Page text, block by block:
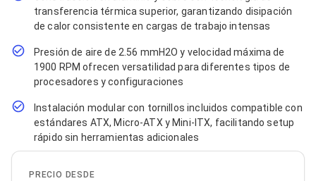
Bluetooth
Adaptadores Video
Adaptadores Video DisplayPort
Divisores de Video
Adaptadores Video HDMI
Extensores y Receptores de Vídeo
Adaptadores Video DVI
Adaptadores Video VGA / HD15
Repetidores USB
Adaptadores Audio
Adaptadores Audio AUX
Adaptadores Audio USB
Dispositivos de Entrada
transferencia térmica superior, garantizando disipación
de calor consistente en cargas de trabajo intensas
Presión de aire de 2.56 mmH2O y velocidad máxima de
1900 RPM ofrecen versatilidad para diferentes tipos de
procesadores y configuraciones
Instalación modular con tornillos incluidos compatible con
estándares ATX, Micro-ATX y Mini-ITX, facilitando setup
rápido sin herramientas adicionales
PRECIO DESDE